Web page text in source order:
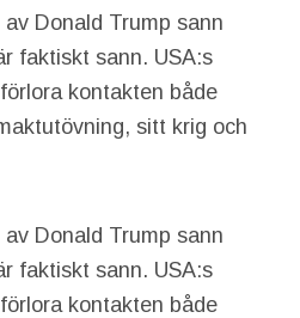
Donald Trump sann
faktiskt sann. USA:s
kontakten både
sitt krig och
Donald Trump sann
faktiskt sann. USA:s
kontakten både